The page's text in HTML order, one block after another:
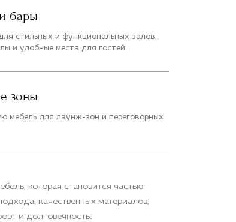
бары
стильных и функциональных залов,
и удобные места для гостей.
зоны
мебель для лаунж-зон и переговорных
которая становится частью
качественных материалов,
и долговечность.